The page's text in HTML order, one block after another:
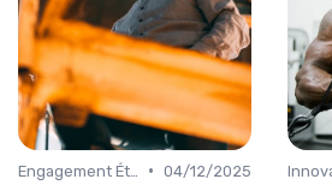
• 04/12/2025